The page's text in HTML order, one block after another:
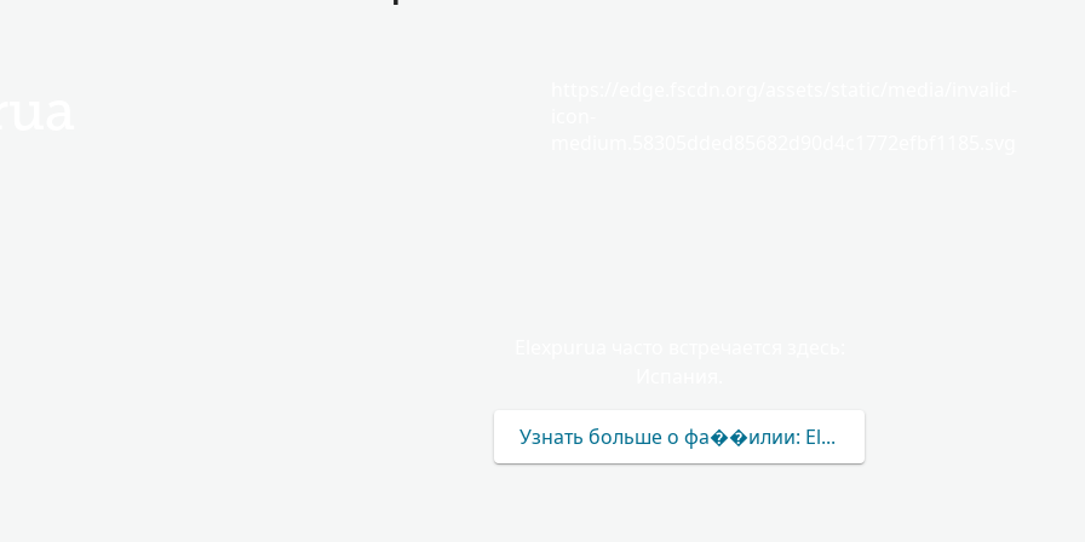
Узнать больше о фа��илии: Elexpurua